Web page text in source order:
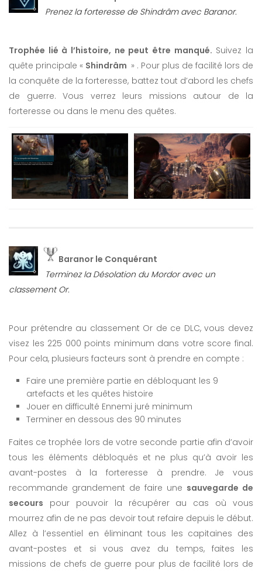
Prenez la forteresse de Shindrâm avec Baranor.
Trophée lié à l’histoire, ne peut être manqué. Suivez la
quête principale « Shindrâm » . Pour plus de facilité lors de
la conquête de la forteresse, battez tout d’abord les chefs
de guerre. Vous verrez leurs missions autour de la
forteresse ou dans le menu des quêtes.
Baranor le Conquérant
Terminez la Désolation du Mordor avec un
classement Or.
Pour prétendre au classement Or de ce DLC, vous devez
visez les 225 000 points minimum dans votre score final.
Pour cela, plusieurs facteurs sont à prendre en compte :
Faire une première partie en débloquant les 9
artefacts et les quêtes histoire
Jouer en difficulté Ennemi juré minimum
Terminer en dessous des 90 minutes
Faites ce trophée lors de votre seconde partie afin d’avoir
tous les éléments débloqués et ne plus qu’à avoir les
avant-postes à la forteresse à prendre. Je vous
recommande grandement de faire une sauvegarde de
secours pour pouvoir la récupérer au cas où vous
mourrez afin de ne pas devoir tout refaire depuis le début.
Allez à l’essentiel en éliminant tous les capitaines des
avant-postes et si vous avez du temps, faites les
missions de chefs de guerre pour plus de facilité lors de